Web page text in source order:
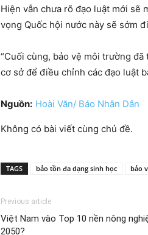
Hiện vẫn chưa rõ đạo luật mới sẽ
vọng Quốc hội nước này sẽ sớm
“Cuối cùng, bảo vệ môi trường
cơ sở để điều chỉnh các đạo luật
Nguồn: Hoài Văn/ Báo Nhân Dân
Không có bài viết cùng chủ đề.
TAGS bảo tồn đa dạng sinh học bảo
Previous article
Việt Nam vào Top 10 nền nông
2050?